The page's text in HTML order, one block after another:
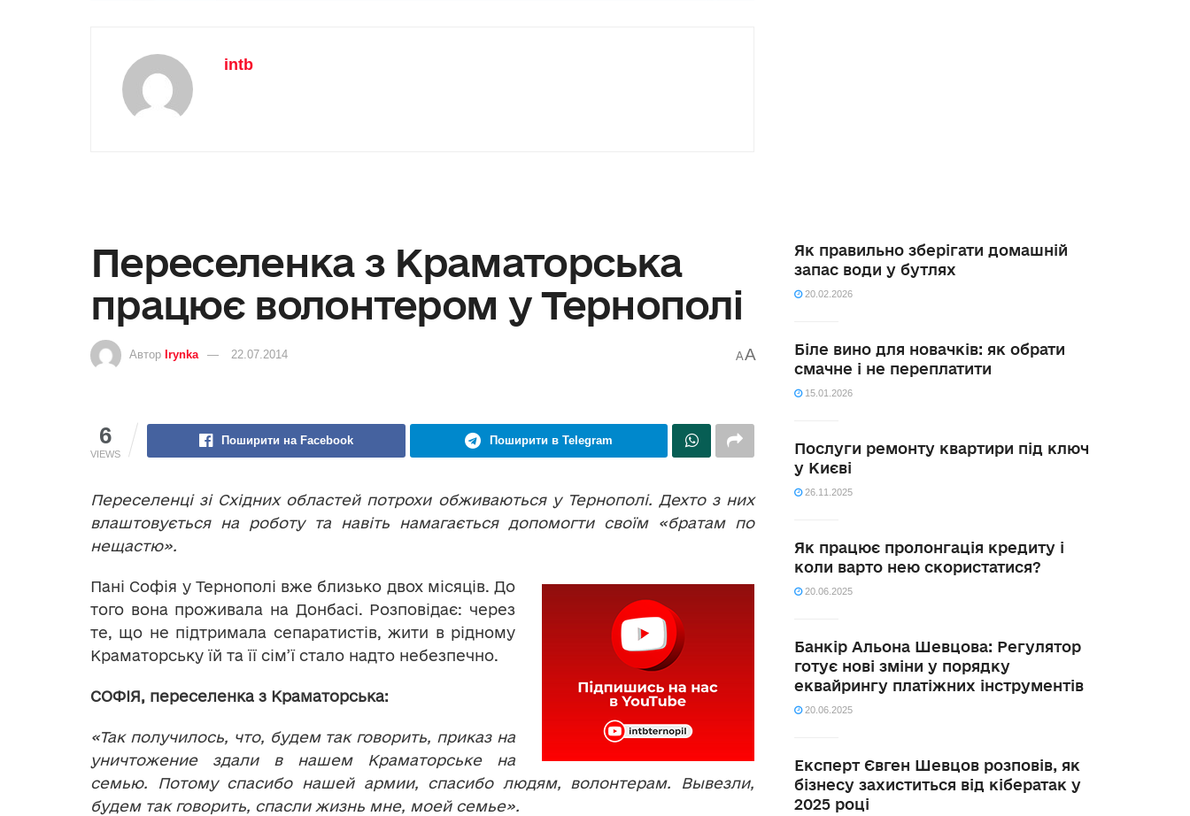
intb
Переселенка з Краматорська
працює волонтером у Тернополі
Автор Irynka 22.07.2014 AA
6
VIEWS
Поширити на Facebook Поширити в Telegram
Переселенці зі Східних областей потрохи обживаються у Тернополі. Дехто з них
влаштовується на роботу та навіть намагається допомогти своїм «братам по
нещастю».
Пані Софія у Тернополі вже близько двох місяців. До
того вона проживала на Донбасі. Розповідає: через
те, що не підтримала сепаратистів, жити в рідному
Краматорську їй та її сім’ї стало надто небезпечно.
СОФІЯ, переселенка з Краматорська:
«Так получилось, что, будем так говорить, приказ на
уничтожение здали в нашем Краматорське на
семью. Потому спасибо нашей армии, спасибо людям, волонтерам. Вывезли,
будем так говорить, спасли жизнь мне, моей семье».
Як правильно зберігати домашній
запас води у бутлях
20.02.2026
Біле вино для новачків: як обрати
смачне і не переплатити
15.01.2026
Послуги ремонту квартири під ключ
у Києві
26.11.2025
Як працює пролонгація кредиту і
коли варто нею скористатися?
20.06.2025
Банкір Альона Шевцова: Регулятор
готує нові зміни у порядку
еквайрингу платіжних інструментів
20.06.2025
Експерт Євген Шевцов розповів, як
бізнесу захиститься від кібератак у
2025 році